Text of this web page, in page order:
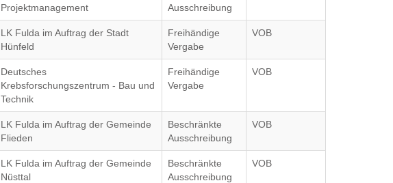
Projektmanagement
Ausschreibung
LK Fulda im Auftrag der Stadt
Hünfeld
Freihändige
Vergabe
VOB
Deutsches
Krebsforschungszentrum - Bau und
Technik
Freihändige
Vergabe
VOB
LK Fulda im Auftrag der Gemeinde
Flieden
Beschränkte
Ausschreibung
VOB
LK Fulda im Auftrag der Gemeinde
Nüsttal
Beschränkte
Ausschreibung
VOB